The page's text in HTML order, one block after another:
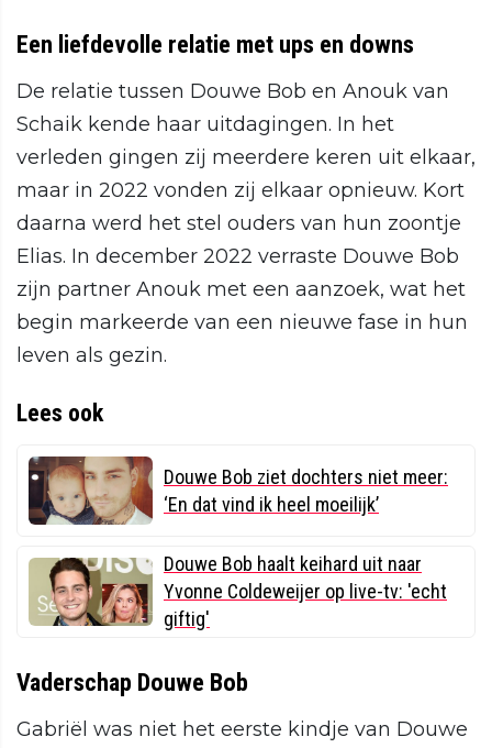
Een liefdevolle relatie met ups en downs
De relatie tussen Douwe Bob en Anouk van
Schaik kende haar uitdagingen. In het
verleden gingen zij meerdere keren uit elkaar,
maar in 2022 vonden zij elkaar opnieuw. Kort
daarna werd het stel ouders van hun zoontje
Elias. In december 2022 verraste Douwe Bob
zijn partner Anouk met een aanzoek, wat het
begin markeerde van een nieuwe fase in hun
leven als gezin.
Lees ook
Douwe Bob ziet dochters niet meer:
‘En dat vind ik heel moeilijk’
Douwe Bob haalt keihard uit naar
Yvonne Coldeweijer op live-tv: 'echt
giftig'
Vaderschap Douwe Bob
Gabriël was niet het eerste kindje van Douwe